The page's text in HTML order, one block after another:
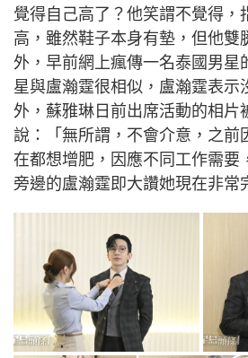
覺得自己高了？他笑謂不覺得，
高，雖然鞋子本身有墊，但他雙
外，早前網上瘋傳一名泰國男星
星與盧瀚霆很相似，盧瀚霆表示
外，蘇雅琳日前出席活動的相片
說：「無所謂，不會介意，之前
在都想增肥，因應不同工作需要
旁邊的盧瀚霆即大讚她現在非常